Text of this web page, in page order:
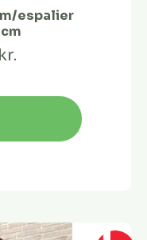
espalier